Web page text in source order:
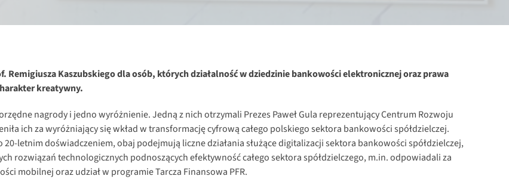
Remigiusza Kaszubskiego dla osób, których działalność w dziedzinie bankowości elektronicznej oraz prawa
kreatywny.
nagrody i jedno wyróżnienie. Jedną z nich otrzymali Prezes Paweł Gula reprezentujący Centrum Rozwoju
ich za wyróżniający się wkład w transformację cyfrową całego polskiego sektora bankowości spółdzielczej.
20-letnim doświadczeniem, obaj podejmują liczne działania służące digitalizacji sektora bankowości spółdzielczej,
rozwiązań technologicznych podnoszących efektywność całego sektora spółdzielczego, m.in. odpowiadali za
mobilnej oraz udział w programie Tarcza Finansowa PFR.